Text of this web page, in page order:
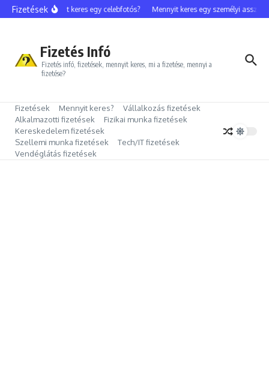
Ugrás a tartalomhoz
FizetésekMennyit keres egy celebfotós? Mennyit keres egy személyi
Fizetés Infó
Fizetés infó, fizetések, mennyit keres, mi a fizetése, mennyi a
fizetése?
Fizetések Mennyit keres?
Vállalkozás fizetések
Alkalmazotti fizetések
Fizikai munka fizetések
Kereskedelem fizetések
Szellemi munka fizetések
Tech/IT fizetések
Vendéglátás fizetések